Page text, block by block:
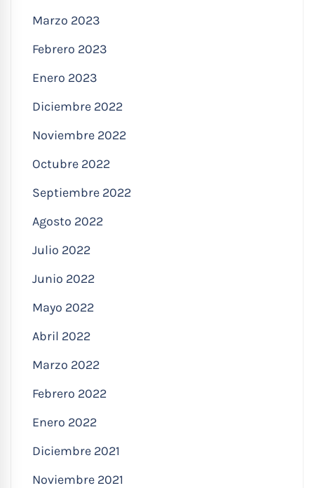
Marzo 2023
Febrero 2023
Enero 2023
Diciembre 2022
Noviembre 2022
Octubre 2022
Septiembre 2022
Agosto 2022
Julio 2022
Junio 2022
Mayo 2022
Abril 2022
Marzo 2022
Febrero 2022
Enero 2022
Diciembre 2021
Noviembre 2021